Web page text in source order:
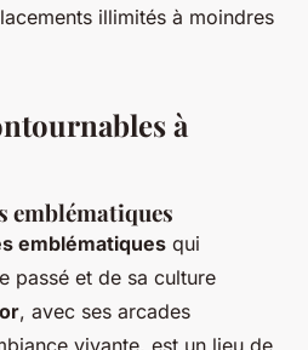
illimités à moindres
à
emblématiques
emblématiques qui
passé et de sa culture
, avec ses arcades
vivante, est un lieu de